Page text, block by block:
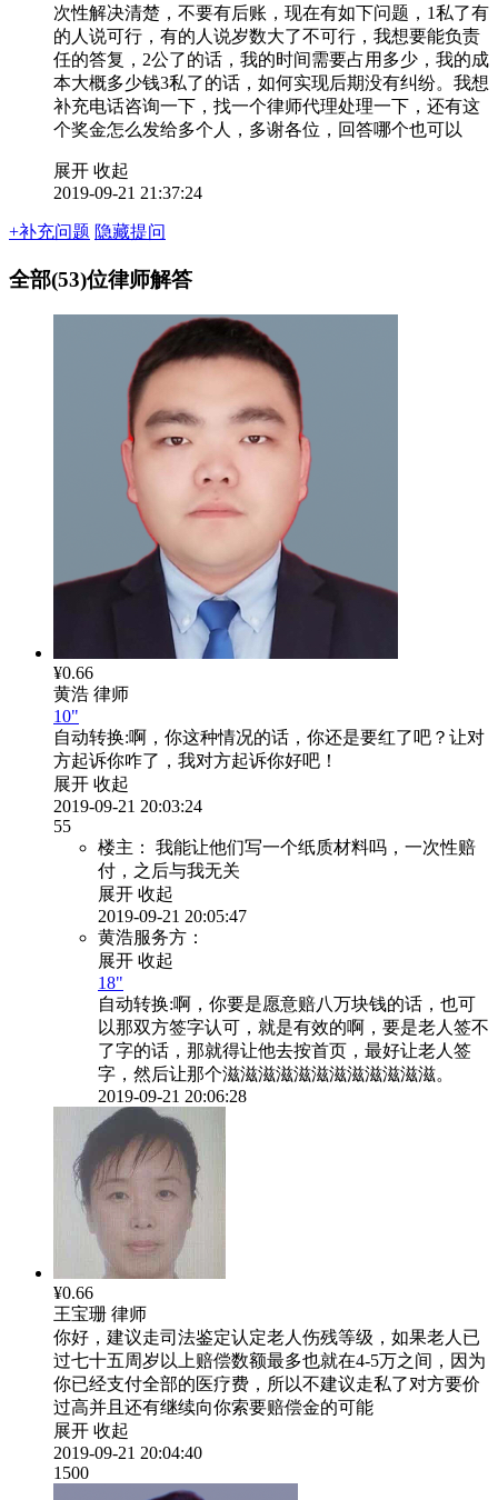
次性解决清楚，不要有后账，现在有如下问题，1私了有
的人说可行，有的人说岁数大了不可行，我想要能负责
任的答复，2公了的话，我的时间需要占用多少，我的成
本大概多少钱3私了的话，如何实现后期没有纠纷。我想
补充电话咨询一下，找一个律师代理处理一下，还有这
个奖金怎么发给多个人，多谢各位，回答哪个也可以
展开 收起
2019-09-21 21:37:24
+补充问题 隐藏提问
全部(53)位律师解答
¥0.66
黄浩 律师
10"
自动转换:啊，你这种情况的话，你还是要红了吧？让对
方起诉你咋了，我对方起诉你好吧！
展开 收起
2019-09-21 20:03:24
55
楼主：
我能让他们写一个纸质材料吗，一次性赔
付，之后与我无关
展开 收起
2019-09-21 20:05:47
黄浩服务方：
展开 收起
18"
自动转换:啊，你要是愿意赔八万块钱的话，也可
以那双方签字认可，就是有效的啊，要是老人签不
了字的话，那就得让他去按首页，最好让老人签
字，然后让那个滋滋滋滋滋滋滋滋滋滋滋滋。
2019-09-21 20:06:28
¥0.66
王宝珊 律师
你好，建议走司法鉴定认定老人伤残等级，如果老人已
过七十五周岁以上赔偿数额最多也就在4-5万之间，因为
你已经支付全部的医疗费，所以不建议走私了对方要价
过高并且还有继续向你索要赔偿金的可能
展开 收起
2019-09-21 20:04:40
1500